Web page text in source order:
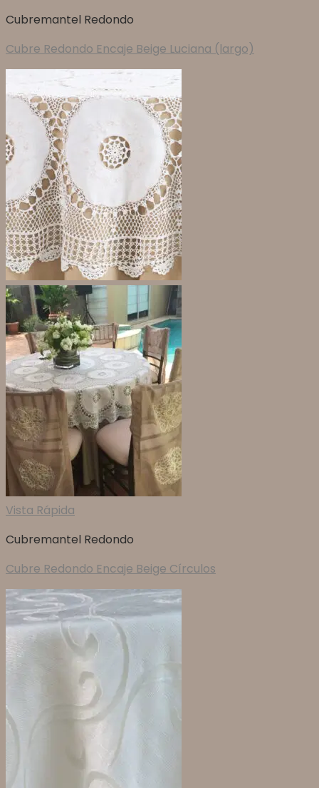
Cubremantel Redondo
Cubre Redondo Encaje Beige Luciana (largo)
Vista Rápida
Cubremantel Redondo
Cubre Redondo Encaje Beige Círculos